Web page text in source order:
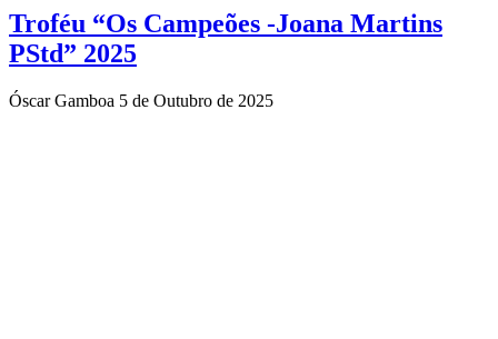
Troféu “Os Campeões -Joana Martins
PStd” 2025
Óscar Gamboa 5 de Outubro de 2025